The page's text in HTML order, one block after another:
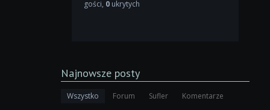
gości, 0 ukrytych
Najnowsze posty
Wszystko Forum Sufler Komentarze